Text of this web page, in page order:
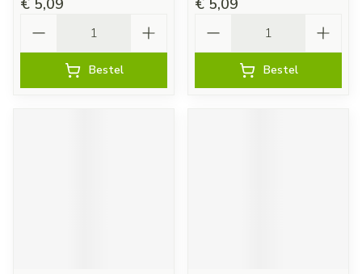
€ 5,09
Bestel
€ 5,09
Bestel